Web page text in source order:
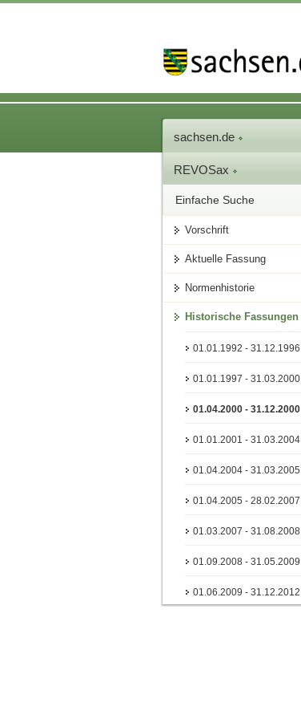
sachsen.de
REVOSax
Einfache Suche
Vorschrift
Aktuelle Fassung
Normenhistorie
Historische Fassungen
01.01.1992 - 31.12.1996
01.01.1997 - 31.03.2000
01.04.2000 - 31.12.2000
01.01.2001 - 31.03.2004
01.04.2004 - 31.03.2005
01.04.2005 - 28.02.2007
01.03.2007 - 31.08.2008
01.09.2008 - 31.05.2009
01.06.2009 - 31.12.2012